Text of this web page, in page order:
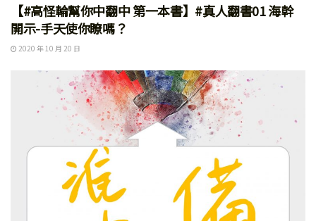
【#高怪輪幫你中翻中 第一本書】#真人翻書01 海幹
開示-手天使你瞭嗎？
2020 年 10 月 20 日